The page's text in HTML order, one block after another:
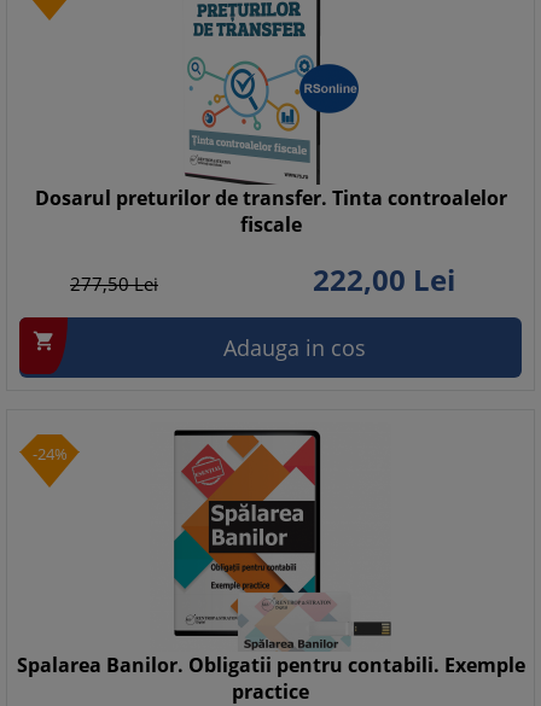
Dosarul preturilor de transfer. Tinta controalelor
fiscale
277,50Lei 222,00 Lei
 Adauga in cos
-24%
Spalarea Banilor. Obligatii pentru contabili. Exemple
practice